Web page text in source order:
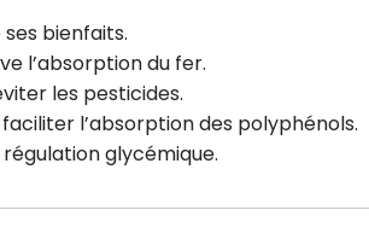
bienfaits.
l’absorption du fer.
les pesticides.
l’absorption des polyphénols.
glycémique.